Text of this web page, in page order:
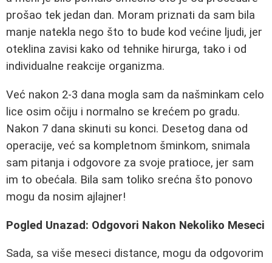
prošao tek jedan dan. Moram priznati da sam bila
manje natekla nego što to bude kod većine ljudi, jer
oteklina zavisi kako od tehnike hirurga, tako i od
individualne reakcije organizma.
Već nakon 2-3 dana mogla sam da našminkam celo
lice osim očiju i normalno se krećem po gradu.
Nakon 7 dana skinuti su konci. Desetog dana od
operacije, već sa kompletnom šminkom, snimala
sam pitanja i odgovore za svoje pratioce, jer sam
im to obećala. Bila sam toliko srećna što ponovo
mogu da nosim ajlajner!
Pogled Unazad: Odgovori Nakon Nekoliko Meseci
Sada, sa više meseci distance, mogu da odgovorim